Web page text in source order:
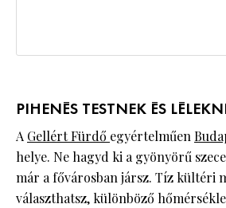
PIHENÉS TESTNEK ÉS
A Gellért Fürdő egyértelműen
helye. Ne hagyd ki a gyönyörű
már a fővárosban jársz. Tíz kültéri
választhatsz, különböző